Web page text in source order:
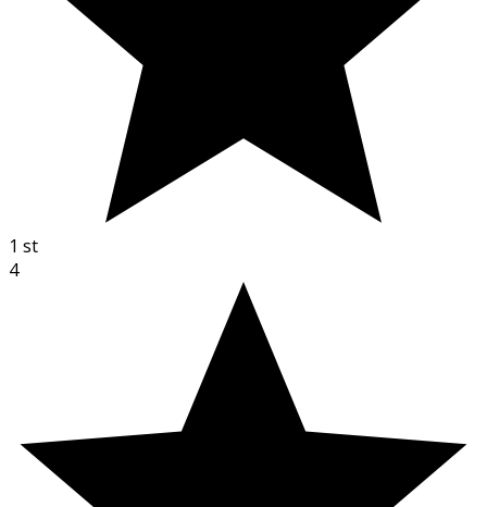
1 st
4